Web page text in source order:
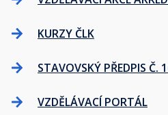
KURZY ČLK
STAVOVSKÝ PŘEDPIS Č.
VZDĚLÁVACÍ PORTÁL